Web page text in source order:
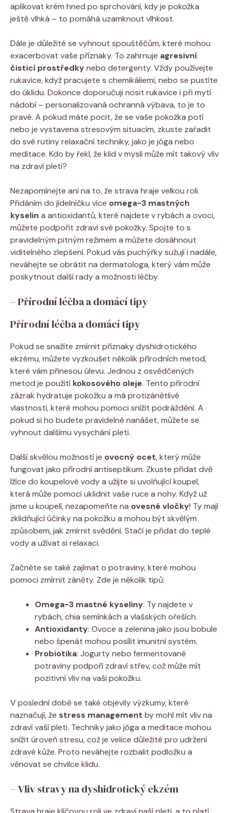
aplikovat krém hned po sprchování, ​kdy je pokožka
ještě vlhká – to pomáhá uzamknout vlhkost.
Dále je důležité se vyhnout spouštěčům, které mohou
exacerbovat vaše příznaky. To zahrnuje⁣ agresivní
čisticí prostředkynebo detergenty. Vždy používejte​
rukavice, když pracujete s chemikáliemi, nebo se pustíte
do úklidu. Dokonce doporučuji nosit rukavice​ i při mytí
nádobí – personalizovaná ochranná výbava, to je to
pravé. A pokud máte pocit, že se⁣ vaše pokožka potí
nebo je ‍vystavena stresovým situacím, zkuste zařadit
do své rutiny relaxační techniky, jako je jóga nebo
meditace. Kdo by​ řekl, že klid v mysli může mít takový vliv
na zdraví pleti?
Nezapomínejte ⁣ani na to, že strava hraje velkou roli.
Přidáním do jídelníčku více omega-3 mastných
kyselin a⁤ antioxidantů, které najdete v rybách a ovoci,
můžete podpořit zdraví své pokožky. Spojte to s
pravidelným pitným režimem a můžete dosáhnout
viditelného zlepšení. Pokud vás​ puchýřky sužují i nadále,
neváhejte se obrátit na dermatologa, který vám může
poskytnout další rady a možnosti léčby.
– ‍Přírodní léčba a domácí tipy
Přírodní léčba‌ a domácí tipy
Pokud se snažíte zmírnit příznaky ​dyshidrotického
ekzému, můžete vyzkoušet několik přírodních ‍metod,⁤
které vám přinesou úlevu. Jednou z osvědčených
metod je použití⁢ kokosového oleje. Tento přírodní
zázrak hydratuje pokožku a má protizánětlivé
vlastnosti, které mohou pomoci snížit podráždění. A
pokud si ho ‍budete pravidelně nanášet, můžete se
vyhnout dalšímu vysychání pleti.
Další skvělou možností je ovocný ‍ocet,​ který může
fungovat jako přírodní antiseptikum. Zkuste přidat dvě
lžíce do koupelové vody a užijte si uvolňující koupel,
která může pomoci uklidnit vaše ruce a nohy. Když už
jsme⁣ u koupelí, nezapomeňte na ovesné vločky! Ty mají
zklidňující účinky na pokožku ⁤a mohou být skvělým
způsobem, jak zmírnit svědění. Stačí je přidat do teplé
vody a užívat ‍si relaxaci.
Začněte ⁢se také zajímat o potraviny, které mohou
pomoci zmírnit záněty. Zde je několik tipů:
Omega-3⁣ mastné kyseliny: Ty najdete v
rybách, chia semínkách a vlašských ořeších.
Antioxidanty: Ovoce a zelenina jako jsou bobule
nebo špenát mohou posílit imunitní systém.
Probiotika: Jogurty nebo fermentované
potraviny podpoří zdraví střev, což může mít
pozitivní vliv na vaši pokožku.
V poslední době se také objevily výzkumy, které
naznačují, že stress management by mohl mít vliv ⁣na
zdraví vaší ‍pleti. Techniky jako jóga a meditace mohou
snížit úroveň stresu, ‌což je velice důležité⁢ pro udržení
zdravé‍ kůže. Proto neváhejte rozbalit podložku a
věnovat se chvilce klidu.
– Vliv stravy na dyshidrotický ekzém